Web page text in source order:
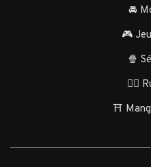
🚘
🎮
🍿
🏃‍♂️
⛩️